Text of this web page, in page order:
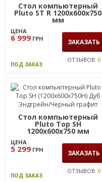
Стол компьютерный
Pluto ST R 1200х600х750
мм
ЦЕНА
6 999 ГРН ЗАКАЗАТЬ
ПОД ЗАКАЗ
ОТЗЫВОВ: 0
Стол компьютерный
Pluto Top SH
1200х600х750 мм
ЦЕНА
5 299 ГРН ЗАКАЗАТЬ
ПОД ЗАКАЗ
ОТЗЫВОВ: 0